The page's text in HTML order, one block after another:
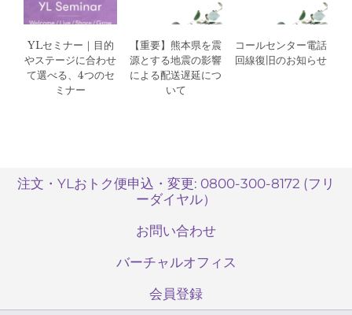
YLセミナー｜目的
やステージに合わせ
て選べる、4つのセ
ミナー
【重要】熊本県を震
源とする地震の影響
による配送遅延につ
いて
コールセンター電話
回線復旧のお知らせ
注文・YLおトク便申込・変更: 0800-300-8172 (フリ
ーダイヤル）
お問い合わせ
バーチャルオフィス
会員登録